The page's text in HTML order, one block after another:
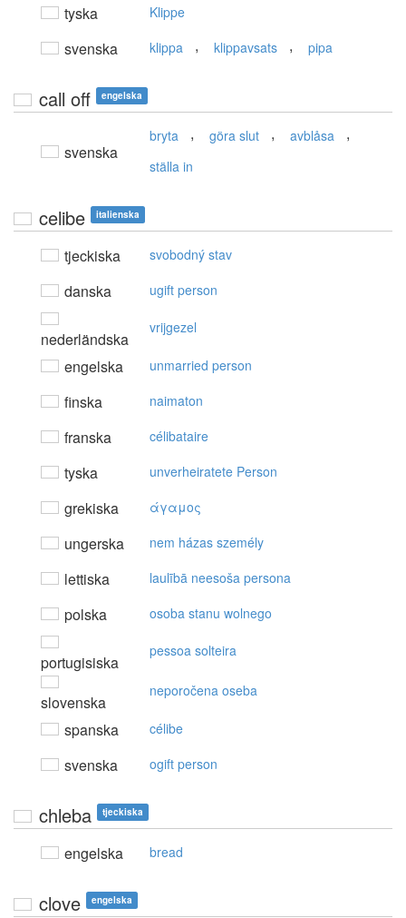
tyska Klippe
svenska klippa , klippavsats , pipa
call off engelska
svenska
bryta , göra slut , avblåsa ,
ställa in
celibe italienska
tjeckiska svobodný stav
danska ugift person
nederländska
vrijgezel
engelska unmarried person
finska naimaton
franska célibataire
tyska unverheiratete Person
grekiska άγαμoς
ungerska nem házas személy
lettiska laulībā neesoša persona
polska osoba stanu wolnego
portugisiska
pessoa solteira
slovenska
neporočena oseba
spanska célibe
svenska ogift person
chleba tjeckiska
engelska bread
clove engelska